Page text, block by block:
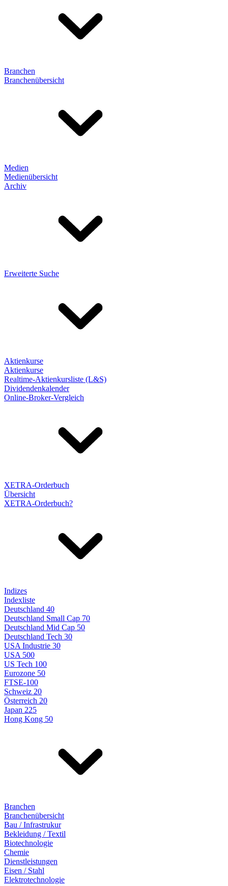
Branchen
Branchenübersicht
Medien
Medienübersicht
Archiv
Erweiterte Suche
Aktienkurse
Aktienkurse
Realtime-Aktienkursliste (L&S)
Dividendenkalender
Online-Broker-Vergleich
XETRA-Orderbuch
Übersicht
XETRA-Orderbuch?
Indizes
Indexliste
Deutschland 40
Deutschland Small Cap 70
Deutschland Mid Cap 50
Deutschland Tech 30
USA Industrie 30
USA 500
US Tech 100
Eurozone 50
FTSE-100
Schweiz 20
Österreich 20
Japan 225
Hong Kong 50
Branchen
Branchenübersicht
Bau / Infrastrukur
Bekleidung / Textil
Biotechnologie
Chemie
Dienstleistungen
Eisen / Stahl
Elektrotechnologie